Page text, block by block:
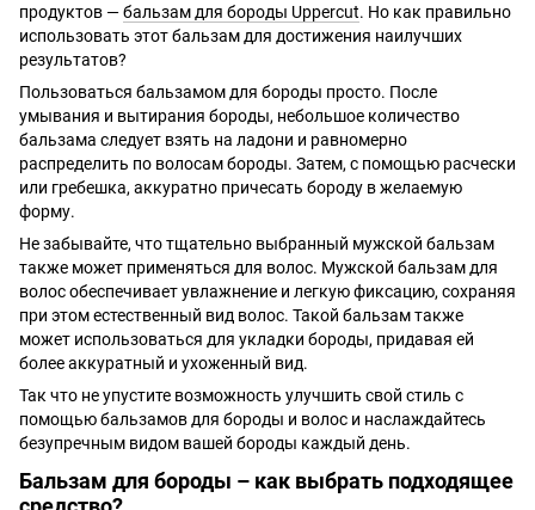
продуктов —бальзам для бороды Uppercut. Но как правильно
использовать этот бальзам для достижения наилучших
результатов?
Пользоваться бальзамом для бороды просто. После
умывания и вытирания бороды, небольшое количество
бальзама следует взять на ладони и равномерно
распределить по волосам бороды. Затем, с помощью расчески
или гребешка, аккуратно причесать бороду в желаемую
форму.
Не забывайте, что тщательно выбранный мужской бальзам
также может применяться для волос. Мужской бальзам для
волос обеспечивает увлажнение и легкую фиксацию, сохраняя
при этом естественный вид волос. Такой бальзам также
может использоваться для укладки бороды, придавая ей
более аккуратный и ухоженный вид.
Так что не упустите возможность улучшить свой стиль с
помощью бальзамов для бороды и волос и наслаждайтесь
безупречным видом вашей бороды каждый день.
Бальзам для бороды – как выбрать подходящее